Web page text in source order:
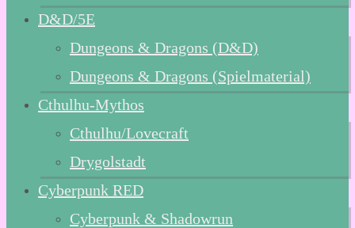
D&D/5E
Dungeons & Dragons (D&D)
Dungeons & Dragons (Spielmaterial)
Cthulhu-Mythos
Cthulhu/Lovecraft
Drygolstadt
Cyberpunk RED
Cyberpunk & Shadowrun